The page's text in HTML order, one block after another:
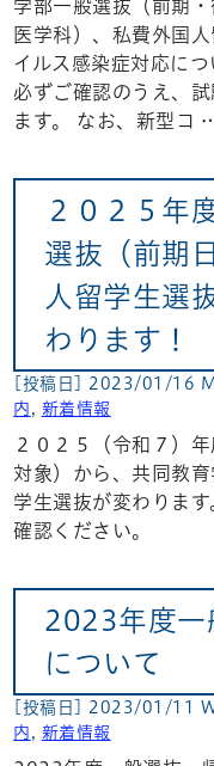
学部一般選抜（前期
医学科）、私費外国
イルス感染症対応に
必ずご確認のうえ、
ます。 なお、新型コ
２０２５年
選抜（前期
人留学生選
わります！
[投稿日] 2023/01/16
内 , 新着情報
２０２５（令和７）
対象）から、共同教
学生選抜が変わりま
確認ください。
2023年度一
について
[投稿日] 2023/01/11
内 , 新着情報